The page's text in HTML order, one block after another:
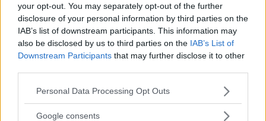
your opt-out. You may separately opt-out of the further
disclosure of your personal information by third parties on the
IAB’s list of downstream participants. This information may
also be disclosed by us to third parties on the IAB’s List of
Downstream Participants that may further disclose it to other
Please note that this website/app uses one or more Google
not limited to your visit or usage behaviour. You may click to
Personal Data Processing Opt Outs
Google consents
Se klippet nedan: